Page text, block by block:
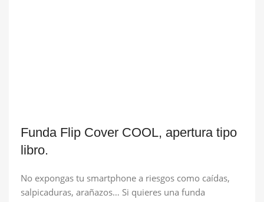
Funda Flip Cover COOL, apertura tipo
libro.
No expongas tu smartphone a riesgos como caídas,
salpicaduras, arañazos… Si quieres una funda